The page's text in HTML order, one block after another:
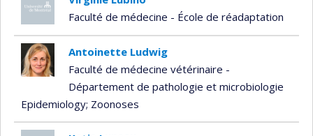
Faculté de médecine - École de réadaptation
Antoinette Ludwig
Faculté de médecine vétérinaire -
Département de pathologie et microbiologie
Epidemiology; Zoonoses